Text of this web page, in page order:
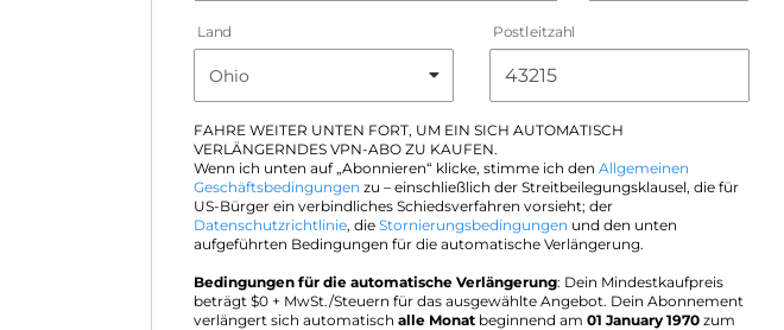
Land Postleitzahl
FAHRE WEITER UNTEN FORT, UM EIN SICH AUTOMATISCH
VERLÄNGERNDES VPN-ABO ZU KAUFEN.
Wenn ich unten auf „Abonnieren“ klicke, stimme ich den Allgemeinen
Geschäftsbedingungen zu – einschließlich der Streitbeilegungsklausel, die für
US-Bürger ein verbindliches Schiedsverfahren vorsieht; der
Datenschutzrichtlinie, die Stornierungsbedingungen und den unten
aufgeführten Bedingungen für die automatische Verlängerung.
Bedingungen für die automatische Verlängerung: Dein Mindestkaufpreis
beträgt $0 + MwSt./Steuern für das ausgewählte Angebot. Dein Abonnement
verlängert sich automatisch alle Monat beginnend am 01 January 1970 zum